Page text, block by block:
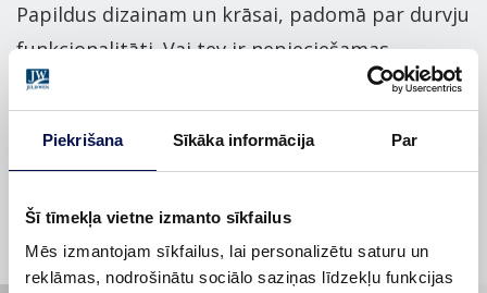
Piekrišana Sīkāka informācija Par
Šī tīmekļa vietne izmanto sīkfailus
Mēs izmantojam sīkfailus, lai personalizētu saturu un
reklāmas, nodrošinātu sociālo saziņas līdzekļu funkcijas
Papildus dizainam un krāsai, padomā par durvju
funkcionalitāti. Vai tev ir nepieciešamas
mitrumizturīgākas, skaņu izolējošākas vai
ugunsdrošākas durvis, vai arī nepieciešams
praktiskāks telpas risinājums, ko piedāvā